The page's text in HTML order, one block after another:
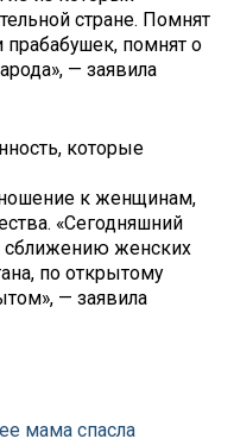
стране. Помнят
помнят о
— заявила
которые
к женщинам,
«Сегодняшний
сближению женских
по открытому
— заявила
мама спасла